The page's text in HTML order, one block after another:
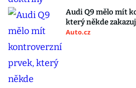
Audi Q9 mělo mít
který někde
Auto.cz